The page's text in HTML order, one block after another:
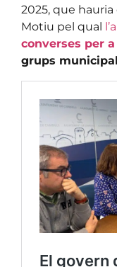
2025, que hauria
Motiu pel qual
converses per
grups